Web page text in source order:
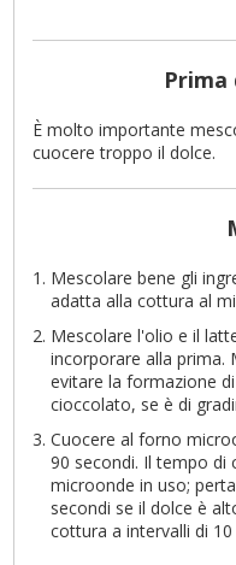
Prima
È molto importante
cuocere troppo il dolce.
Mescolare bene gli
adatta alla cottura al
Mescolare l'olio e il
incorporare alla prima.
evitare la formazione
cioccolato, se è di
Cuocere al forno
90 secondi. Il tempo di
microonde in uso;
secondi se il dolce è
cottura a intervalli di